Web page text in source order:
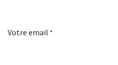
Votre email *